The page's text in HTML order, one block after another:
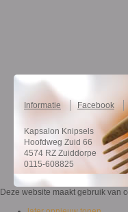
Informatie Facebook
Kapsalon Knipsels
Hoofdweg Zuid 66
4574 RZ Zuiddorpe
0115-608825
Deze website maakt gebruik van